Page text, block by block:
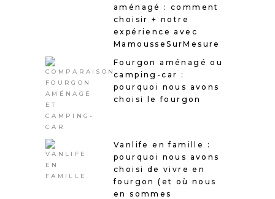
aménagé : comment
choisir + notre
expérience avec
MamousseSurMesure
Fourgon aménagé ou
camping-car :
pourquoi nous avons
choisi le fourgon
Vanlife en famille :
pourquoi nous avons
choisi de vivre en
fourgon (et où nous
en sommes